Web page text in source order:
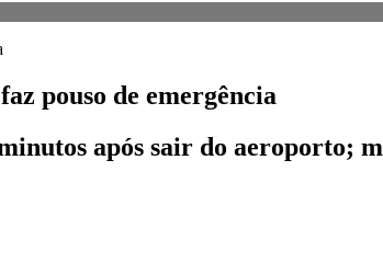
pouso de emergência
após sair do aeroporto;